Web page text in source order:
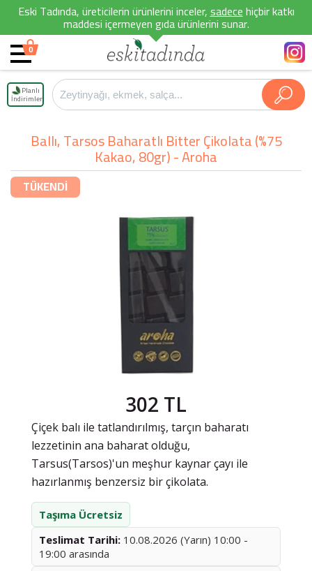
Eski Tadında, üreticilerin ürünlerini inceler,sadecehiçbir katkı
maddesi içermeyen gıda ürünlerini sunar.
0
Planlı
İndirimler
Ballı, Tarsos Baharatlı Bitter Çikolata (%75
Kakao, 80gr) - Aroha
TÜKENDİ
302 TL
Çiçek balı ile tatlandırılmış, tarçın baharatı
lezzetinin ana baharat olduğu,
Tarsus(Tarsos)'un meşhur kaynar çayı ile
hazırlanmış benzersiz bir çikolata.
Taşıma Ücretsiz
Teslimat Tarihi: 10.08.2026 (Yarın) 10:00 -
19:00 arasında